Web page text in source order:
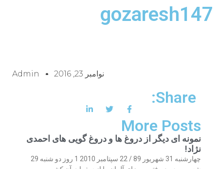
gozaresh147
نوامبر 23, 2016 Admin
Share:
More Posts
نمونه ای دیگر از دروغ ها و دروغ گویی های احمدی
نژاد!
چهارشنبه 31 شهریور 89 / 22 سپتامبر 2010 1 روز دو شنبه 29